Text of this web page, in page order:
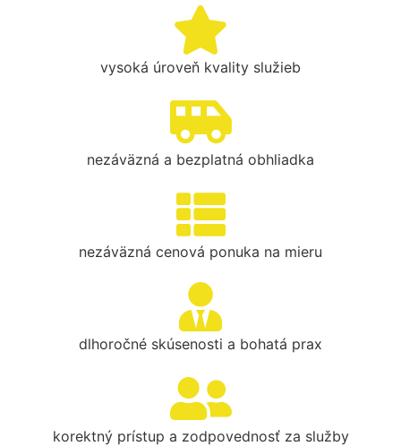
vysoká úroveň kvality služieb
nezáväzná a bezplatná obhliadka
nezáväzná cenová ponuka na mieru
dlhoročné skúsenosti a bohatá prax
korektný prístup a zodpovednosť za služby